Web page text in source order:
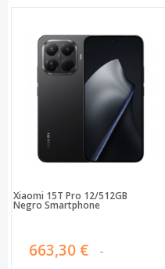
Xiaomi 15T Pro 12/512GB
Negro Smartphone
663,30 €